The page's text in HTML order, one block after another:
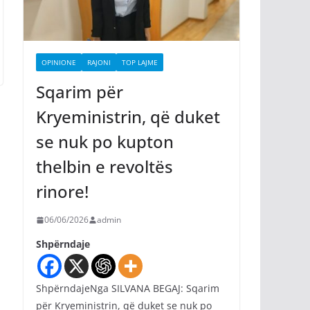
OPINIONE RAJONI TOP LAJME
Sqarim për
Kryeministrin, që duket
se nuk po kupton
thelbin e revoltës
rinore!
06/06/2026 admin
Shpërndaje
ShpërndajeNga SILVANA BEGAJ: Sqarim
për Kryeministrin, që duket se nuk po